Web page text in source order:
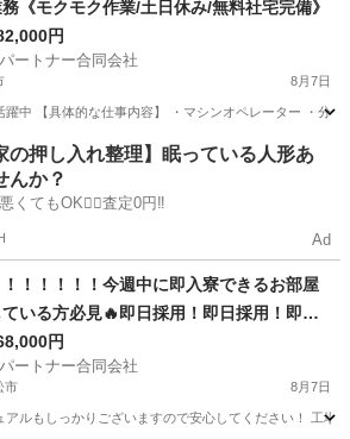
《モクモク作業/土日休み/無料社宅完備》
円
ートナー合同会社
8月7日
中 【具体的な仕事内容】 ・マシンオペレーター ・分
業務
の押し入れ整理】眠っている人形あ
んか？
くてもOK🙆‍♀️査定0円‼️
Ad
！！！！！今週中に即入寮できるお部屋
いる方必見🔥即日採用！即日採用！即日
経験者多数活躍中！
円
ートナー合同会社
市 8月7日
アルもしっかりございますので安心してください！ 工